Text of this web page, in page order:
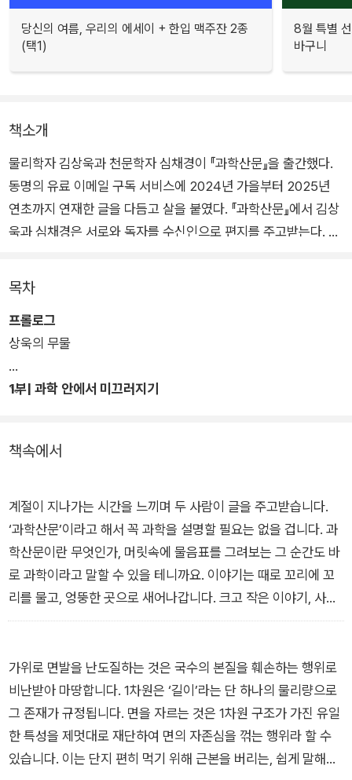
당신의 여름, 우리의 에세이 + 한입 맥주잔 2종
(택1)
8월 특별
바구니
책소개
물리학자 김상욱과 천문학자 심채경이 『과학산문』을 출간했다.
동명의 유료 이메일 구독 서비스에 2024년 가을부터 2025년
연초까지 연재한 글을 다듬고 살을 붙였다. 『과학산문』에서 김상
욱과 심채경은 서로와 독자를 수신인으로 편지를 주고받는다. 물
조금은 다른 세계에 기반을 둔 두 사람이 일상의 풍경과 사유를
글에 담아 교환한다. 이러한 마주침 혹은 충돌은 과학과 삶을 오
가는 새로운 이야기를 만들어낸다.
이 책은 ‘과학’산문일까, 과학’산문’일까? 과학과 산문 사이 그 어
디쯤에서, 우리 곁의 과학자들은 때로 다정하고 주로 단단한 글을
바깥으로 살짝씩 쏟아지는 ‘인간’ 김상욱과 심채경의 세상 탐구
다.
평범한 사람들에게 과학은 잘 알지 못해 쉽게 오해했던 학문일 것
이다. 알고는 싶지만 난해하고, 어려운 공식과 용어를 보면 지레
겁을 먹곤 했을 것이다. 하지만 침착하게 고개를 들어 세상을 보
면, 전기부터 AI까지 일상을 구성하는 많은 것이 과학에서 시작되
『과학산문』에 과학 이론은 없다. 그러나 이 책은 과학적인 태도로
가득 차 있다. 저자들은 말한다. “과학산문이라고 해서 꼭 과학을
설명할 필요는 없”다. 과학 지식을 쏟아붓는 것보다, 지극히 평범
한 풍경 속에서 발견하고 성찰해낸 과학적 태도야말로 과학의 진
목차
프롤로그
상욱의 무물
1부| 과학 안에서 미끄러지기
책속에서
계절이 지나가는 시간을 느끼며 두 사람이 글을 주고받습니다.
‘과학산문’이라고 해서 꼭 과학을 설명할 필요는 없을 겁니다. 과
학산문이란 무엇인가, 머릿속에 물음표를 그려보는 그 순간도 바
로 과학이라고 말할 수 있을 테니까요. 이야기는 때로 꼬리에 꼬
리를 물고, 엉뚱한 곳으로 새어나갑니다. 크고 작은 이야기, 사소
하고 무거운 이야기를 타고 우리는 어딘가로 나아갑니다. 편지와
구가 성실하게 공전하며 그리는 타원궤도상의 호弧 어드메를 함
께, 걸으면 어떨까요?
<프롤로그: 채경의 말>
가위로 면발을 난도질하는 것은 국수의 본질을 훼손하는 행위로
비난받아 마땅합니다. 1차원은 ‘길이’라는 단 하나의 물리량으로
그 존재가 규정됩니다. 면을 자르는 것은 1차원 구조가 가진 유일
한 특성을 제멋대로 재단하여 면의 자존심을 꺾는 행위라 할 수
있습니다. 이는 단지 편히 먹기 위해 근본을 버리는, 쉽게 말해서